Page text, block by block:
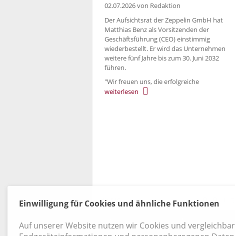
02.07.2026von Redaktion
Der Aufsichtsrat der Zeppelin GmbH hat
Matthias Benz als Vorsitzenden der
Geschäftsführung (CEO) einstimmig
wiederbestellt. Er wird das Unternehmen
weitere fünf Jahre bis zum 30. Juni 2032
führen.
"Wir freuen uns, die erfolgreiche
weiterlesen
4 / 519
Einwilligung für Cookies und ähnliche Funktionen
Auf unserer Website nutzen wir Cookies und